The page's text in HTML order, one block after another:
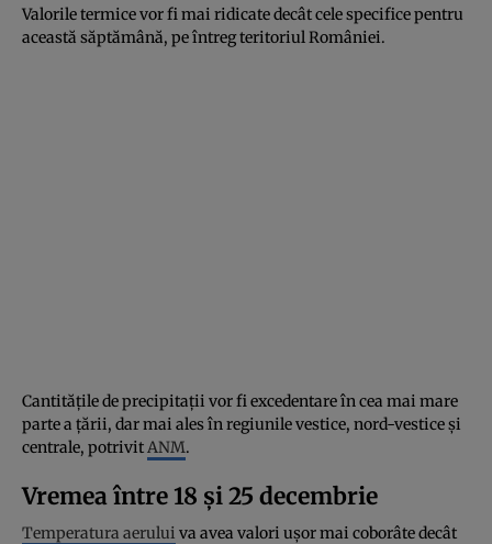
Valorile termice vor fi mai ridicate decât cele specifice pentru
această săptămână, pe întreg teritoriul României.
Cantitățile de precipitații vor fi excedentare în cea mai mare
parte a țării, dar mai ales în regiunile vestice, nord-vestice și
centrale, potrivitANM.
Vremea între 18 și 25 decembrie
Temperatura aerului va avea valori ușor mai coborâte decât